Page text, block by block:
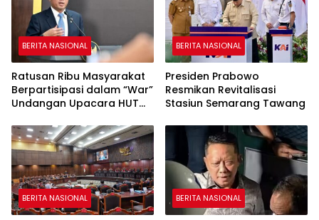
BERITA NASIONAL
Ratusan Ribu Masyarakat
Berpartisipasi dalam “War”
Undangan Upacara HUT
BERITA NASIONAL
Presiden Prabowo
Resmikan Revitalisasi
Stasiun Semarang Tawang
BERITA NASIONAL BERITA NASIONAL